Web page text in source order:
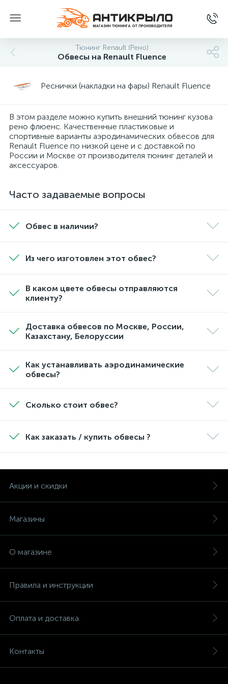
Тюнинг Renault (Рено)
Обвесы на Renault Fluence
Реснички (накладки на фары) Renault Fluence
В этом разделе можно купить внешний тюнинг кузова
рено флюенс. Качественные пластиковые и
спортивные варианты аэродинамических обвесов для
Renault Fluence по низкой цене и с доставкой по
России и Москве от производителя тюнинг деталей и
аксессуаров.
Часто задаваемые вопросы
Обвес в наличии?
Из чего изготовлен этот обвес?
В каком цвете обвесы отправляются
клиенту?
Доставка обвесов по Москве, России,
Казахстану, Белоруссии
Как устанавливать аэродинамические
обвесы?
Сколько стоит обвес?
Как заказать / купить обвесы ?
Акции и скидки
Магазины
О магазине
Правила и инструкции
Оплата и доставка
Контакты